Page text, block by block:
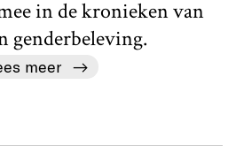
in de kronieken van
genderbeleving.
meer